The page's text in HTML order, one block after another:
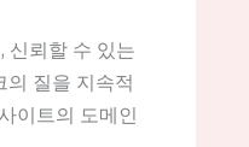
신뢰할 수 있는
질을 지속적
이트의 도메인